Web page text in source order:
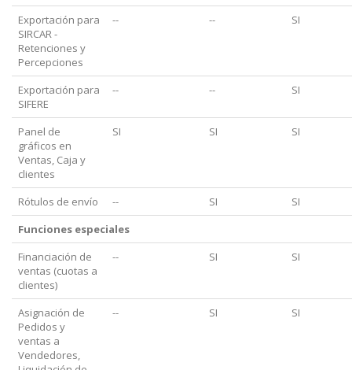
Exportación para
SIRCAR -
Retenciones y
Percepciones
-- -- SI
Exportación para
SIFERE
-- -- SI
Panel de
gráficos en
Ventas, Caja y
clientes
SI SI SI
Rótulos de envío -- SI
SI
Funciones especiales
Financiación de
ventas (cuotas a
clientes)
-- SI SI
Asignación de
Pedidos y
ventas a
Vendedores,
-- SI SI